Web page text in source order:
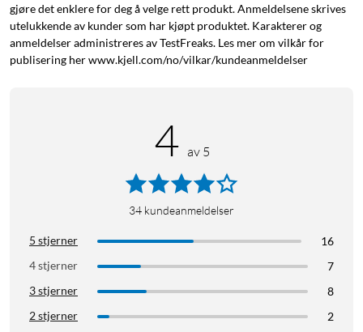
gjøre det enklere for deg å velge rett produkt. Anmeldelsene skrives
utelukkende av kunder som har kjøpt produktet. Karakterer og
anmeldelser administreres av TestFreaks. Les mer om vilkår for
publisering her www.kjell.com/no/vilkar/kundeanmeldelser
4 av 5
34 kundeanmeldelser
5 stjerner
16
4 stjerner
7
3 stjerner
8
2 stjerner
2